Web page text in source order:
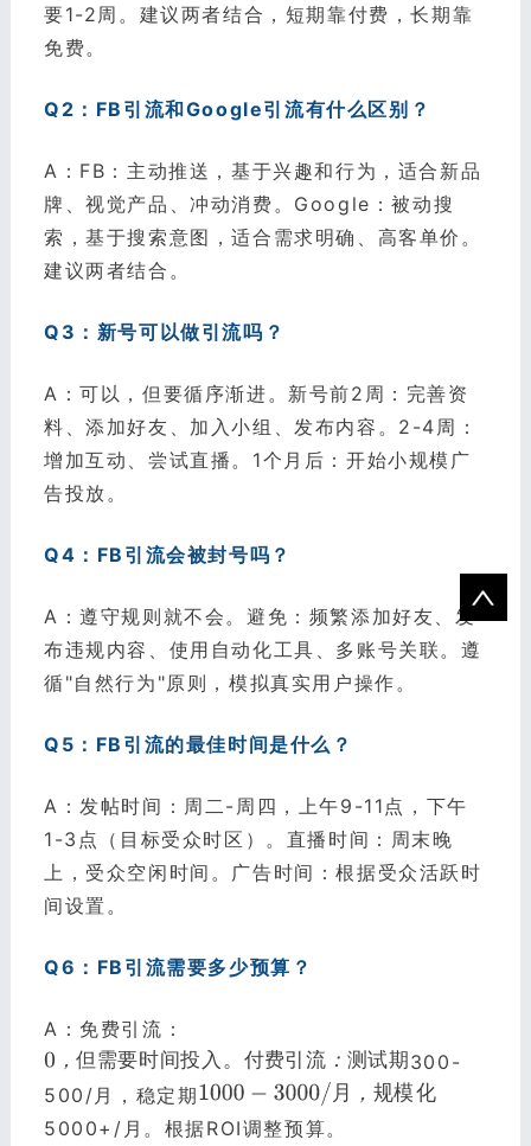
要1-2周。建议两者结合，短期靠付费，长期靠
免费。
Q2：FB引流和Google引流有什么区别？
A：FB：主动推送，基于兴趣和行为，适合新品
牌、视觉产品、冲动消费。Google：被动搜
索，基于搜索意图，适合需求明确、高客单价。
建议两者结合。
Q3：新号可以做引流吗？
A：可以，但要循序渐进。新号前2周：完善资
料、添加好友、加入小组、发布内容。2-4周：
增加互动、尝试直播。1个月后：开始小规模广
告投放。
Q4：FB引流会被封号吗？
A：遵守规则就不会。避免：频繁添加好友、发
布违规内容、使用自动化工具、多账号关联。遵
循"自然行为"原则，模拟真实用户操作。
Q5：FB引流的最佳时间是什么？
A：发帖时间：周二-周四，上午9-11点，下午
1-3点（目标受众时区）。直播时间：周末晚
上，受众空闲时间。广告时间：根据受众活跃时
间设置。
Q6：FB引流需要多少预算？
A：免费引流：
， 但 需要时间投 入 。 付费引 流 ： 测 试期300-
500/月，稳定期
月 ， 规模化
5000+/月。根据ROI调整预算。